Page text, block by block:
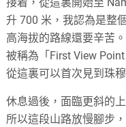
升 700 米，我認為是整
高海拔的路線還要辛苦
被稱為「First View
從這裏可以首次見到珠
休息過後，面臨更斜的
所以這段山路放慢腳步